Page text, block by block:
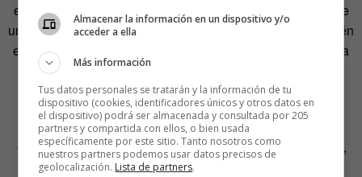
el Black Friday va en contra total de esto». Para él, supone
una manera de devaluar el no solo el producto, sino también
el oficio. Porque los zapatos de Aro están hechos de forma
artesanal, poniendo en su elaboración mucho esfuerzo y
todo el peso de un saber hacer las cosas que pasa de
padres a hijos.
«Nuestros zapatos no salen como churros. Para hacerlos,
los artesanos tienen que trabajar mucho», corrobora
Almacenar la información en un dispositivo y/o
acceder a ella
Más información
Tus datos personales se tratarán y la información de tu
dispositivo (cookies, identificadores únicos y otros datos en
el dispositivo) podrá ser almacenada y consultada por 205
partners y compartida con ellos, o bien usada
específicamente por este sitio. Tanto nosotros como
nuestros partners podemos usar datos precisos de
geolocalización. Lista de partners.